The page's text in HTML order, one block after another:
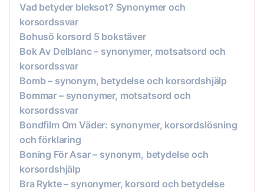
Vad betyder bleksot? Synonymer och
korsordssvar
Bohusö korsord 5 bokstäver
Bok Av Delblanc – synonymer, motsatsord och
korsordssvar
Bomb – synonym, betydelse och korsordshjälp
Bommar – synonymer, motsatsord och
korsordssvar
Bondfilm Om Väder: synonymer, korsordslösning
och förklaring
Boning För Asar – synonym, betydelse och
korsordshjälp
Bra Rykte – synonymer, korsord och betydelse